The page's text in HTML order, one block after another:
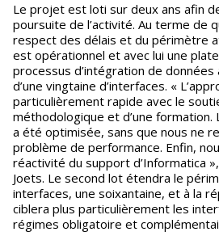
Le projet est loti sur deux ans afin de préserver la
poursuite de l’activité. Au terme de
respect des délais et du périmètre
est opérationnel et avec lui une
processus d’intégration de données
d’une vingtaine d’interfaces. «
particulièrement rapide avec le
méthodologique et d’une formation.
a été optimisée, sans que nous ne
problème de performance. Enfin,
réactivité du support d’Informatica
Joets. Le second lot étendra le
interfaces, une soixantaine, et à la
ciblera plus particulièrement les
régimes obligatoire et